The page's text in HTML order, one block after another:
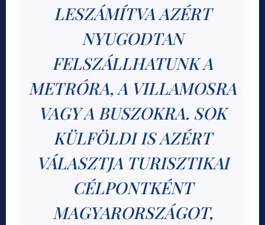
LESZÁMÍTVA AZÉRT
NYUGODTAN
FELSZÁLLHATUNK A
METRÓRA, A VILLAMOSRA
VAGY A BUSZOKRA. SOK
KÜLFÖLDI IS AZÉRT
VÁLASZTJA TURISZTIKAI
CÉLPONTKÉNT
MAGYARORSZÁGOT,